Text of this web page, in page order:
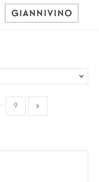
… 9